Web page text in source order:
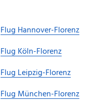
Flug Hannover-Florenz
Flug Köln-Florenz
Flug Leipzig-Florenz
Flug München-Florenz